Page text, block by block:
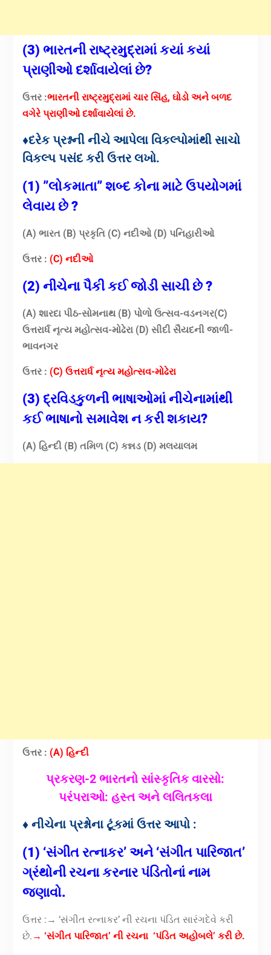
(3) ભારતની રાષ્ટ્રમુદ્રામાં કયાં કયાં
પ્રાણીઓ દર્શાવાયેલાં છે?
ઉત્તર :ભારતની રાષ્ટ્રમુદ્રામાં ચાર સિંહ, ઘોડો અને બળદ
વગેરે પ્રાણીઓ દર્શાવાયેલાં છે.
♦દરેક પ્રશ્નની નીચે આપેલા વિકલ્પોમાંથી સાચો
વિકલ્પ પસંદ કરી ઉત્તર લખો.
(1) ”લોકમાતા” શબ્દ કોના માટે ઉપયોગમાં
લેવાય છે ?
(A) ભારત (B) પ્રકૃતિ (C) નદીઓ (D) પનિહારીઓ
ઉત્તર : (C) નદીઓ
(2) નીચેના પૈકી કઈ જોડી સાચી છે ?
(A) શારદા પીઠ-સોમનાથ (B) પોળો ઉત્સવ-વડનગર(C)
ઉત્તરાર્ધ નૃત્ય મહોત્સવ-મોઢેરા (D) સીદી સૈયદની જાળી-
ભાવનગર
ઉત્તર : (C) ઉત્તરાર્ધ નૃત્ય મહોત્સવ-મોઢેરા
(3) દ્રવિડકુળની ભાષાઓમાં નીચેનામાંથી
કઈ ભાષાનો સમાવેશ ન કરી શકાય?
(A) હિન્દી (B) તમિળ (C) કન્નડ (D) મલયાલમ
ઉત્તર : (A) હિન્દી
પ્રકરણ-2 ભારતનો સાંસ્કૃતિક વારસો:
પરંપરાઓ: હસ્ત અને લલિતકલા
♦ નીચેના પ્રશ્નોના ટૂંકમાં ઉત્તર આપો :
(1) ‘સંગીત રત્નાકર’ અને ‘સંગીત પારિજાત’
ગ્રંથોની રચના કરનાર પંડિતોનાં નામ
જણાવો.
ઉત્તર :→ ‘સંગીત રત્નાકર’ ની રચના પંડિત સારંગદેવે કરી
છે. → ‘સંગીત પારિજાત’ ની રચના ‘પંડિત અહોબલે’ કરી છે.